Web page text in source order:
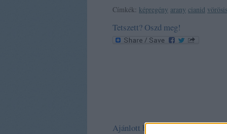
Címkék: képregény arany cianid
Tetszett? Oszd meg!
Ajánlott bejegyzések: